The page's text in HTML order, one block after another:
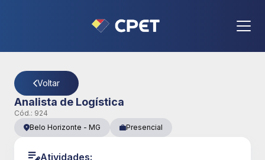
Voltar
Analista de Logística
Cód.: 924
Belo Horizonte - MG Presencial
Atividades: